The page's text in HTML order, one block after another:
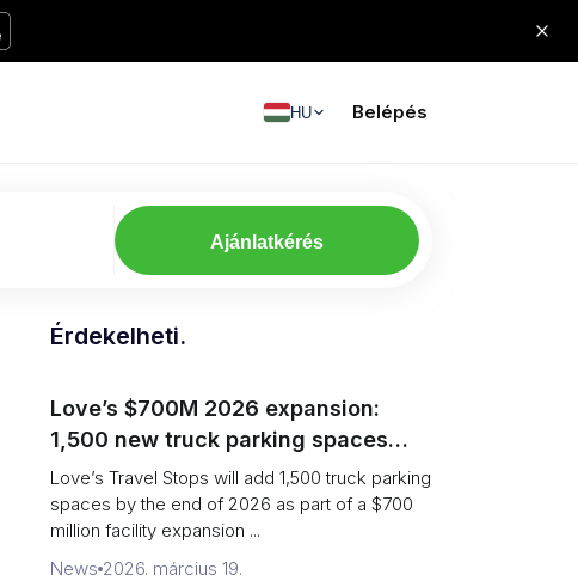
HU Belépés
Ajánlatkérés
Érdekelheti.
Love’s $700M 2026 expansion:
1,500 new truck parking spaces
and expanded driver services
Love’s Travel Stops will add 1,500 truck parking
spaces by the end of 2026 as part of a $700
million facility expansion ...
News 2026. március 19.